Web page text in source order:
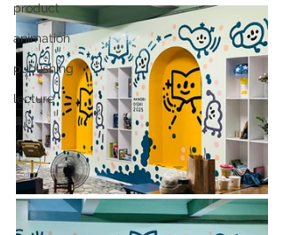
product
animation
publishing
lecture